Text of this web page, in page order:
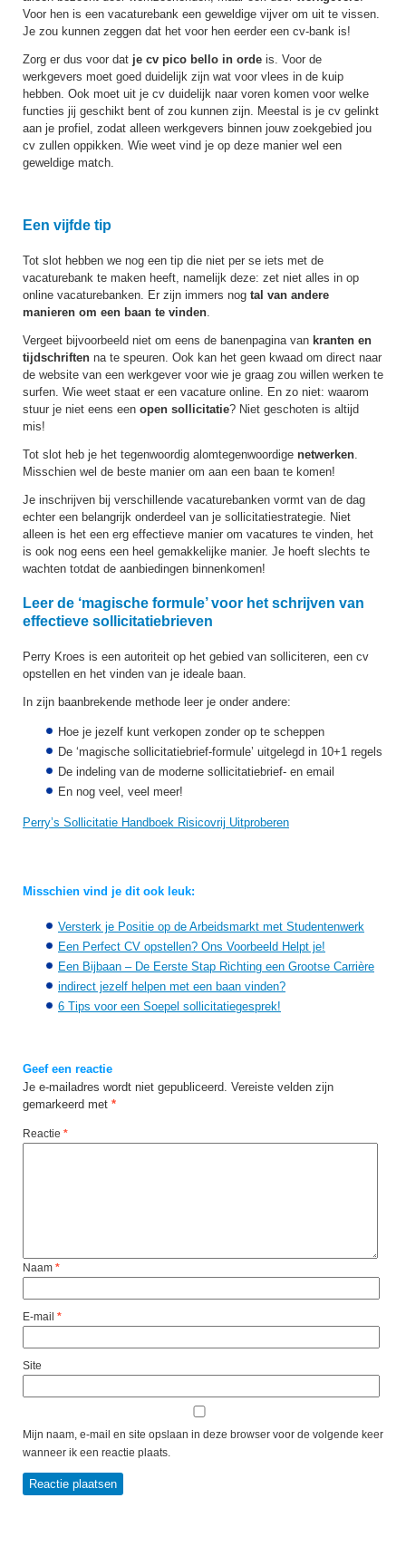
Voor hen is een vacaturebank een geweldige vijver om uit te vissen.
Je zou kunnen zeggen dat het voor hen eerder een cv-bank is!
Zorg er dus voor dat je cv pico bello in orde is. Voor de
werkgevers moet goed duidelijk zijn wat voor vlees in de kuip
hebben. Ook moet uit je cv duidelijk naar voren komen voor welke
functies jij geschikt bent of zou kunnen zijn. Meestal is je cv gelinkt
aan je profiel, zodat alleen werkgevers binnen jouw zoekgebied jou
cv zullen oppikken. Wie weet vind je op deze manier wel een
geweldige match.
Een vijfde tip
Tot slot hebben we nog een tip die niet per se iets met de
vacaturebank te maken heeft, namelijk deze: zet niet alles in op
online vacaturebanken. Er zijn immers nog tal van andere
manieren om een baan te vinden.
Vergeet bijvoorbeeld niet om eens de banenpagina van kranten en
tijdschriften na te speuren. Ook kan het geen kwaad om direct naar
de website van een werkgever voor wie je graag zou willen werken te
surfen. Wie weet staat er een vacature online. En zo niet: waarom
stuur je niet eens een open sollicitatie? Niet geschoten is altijd
mis!
Tot slot heb je het tegenwoordig alomtegenwoordige netwerken.
Misschien wel de beste manier om aan een baan te komen!
Je inschrijven bij verschillende vacaturebanken vormt van de dag
echter een belangrijk onderdeel van je sollicitatiestrategie. Niet
alleen is het een erg effectieve manier om vacatures te vinden, het
is ook nog eens een heel gemakkelijke manier. Je hoeft slechts te
wachten totdat de aanbiedingen binnenkomen!
Leer de ‘magische formule’ voor het schrijven van
effectieve sollicitatiebrieven
Perry Kroes is een autoriteit op het gebied van solliciteren, een cv
opstellen en het vinden van je ideale baan.
In zijn baanbrekende methode leer je onder andere:
Hoe je jezelf kunt verkopen zonder op te scheppen
De ‘magische sollicitatiebrief-formule’ uitgelegd in 10+1 regels
De indeling van de moderne sollicitatiebrief- en email
En nog veel, veel meer!
Perry’s Sollicitatie Handboek Risicovrij Uitproberen
Misschien vind je dit ook leuk:
Versterk je Positie op de Arbeidsmarkt met Studentenwerk
Een Perfect CV opstellen? Ons Voorbeeld Helpt je!
Een Bijbaan – De Eerste Stap Richting een Grootse Carrière
indirect jezelf helpen met een baan vinden?
6 Tips voor een Soepel sollicitatiegesprek!
Geef een reactie
Je e-mailadres wordt niet gepubliceerd. Vereiste velden zijn
gemarkeerd met *
Reactie *
Naam *
E-mail *
Site
Mijn naam, e-mail en site opslaan in deze browser voor de volgende keer
wanneer ik een reactie plaats.